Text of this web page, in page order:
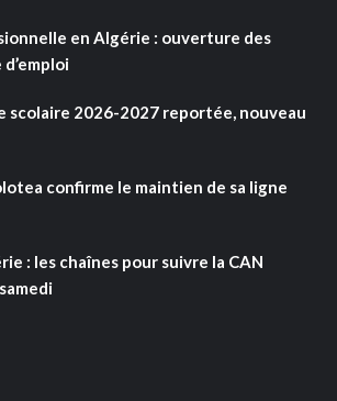
en Algérie : ouverture des
scolaire 2026-2027 reportée, nouveau
confirme le maintien de sa ligne
: les chaînes pour suivre la CAN